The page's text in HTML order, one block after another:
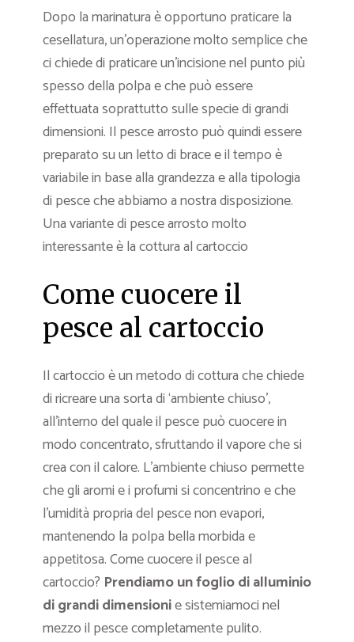
Dopo la marinatura è opportuno praticare la
cesellatura, un’operazione molto semplice che
ci chiede di praticare un’incisione nel punto più
spesso della polpa e che può essere
effettuata soprattutto sulle specie di grandi
dimensioni. Il pesce arrosto può quindi essere
preparato su un letto di brace e il tempo è
variabile in base alla grandezza e alla tipologia
di pesce che abbiamo a nostra disposizione.
Una variante di pesce arrosto molto
interessante è la cottura al cartoccio
Come cuocere il
pesce al cartoccio
Il cartoccio è un metodo di cottura che chiede
di ricreare una sorta di ‘ambiente chiuso’,
all’interno del quale il pesce può cuocere in
modo concentrato, sfruttando il vapore che si
crea con il calore. L’ambiente chiuso permette
che gli aromi e i profumi si concentrino e che
l’umidità propria del pesce non evapori,
mantenendo la polpa bella morbida e
appetitosa. Come cuocere il pesce al
cartoccio? Prendiamo un foglio di alluminio
di grandi dimensionie sistemiamoci nel
mezzo il pesce completamente pulito.